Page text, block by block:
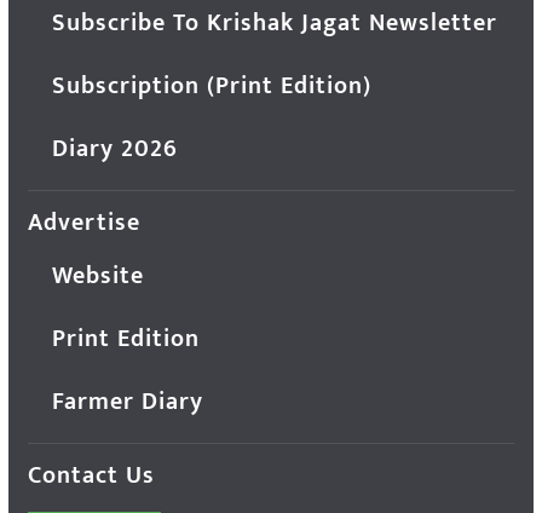
Subscribe To Krishak Jagat Newsletter
Subscription (Print Edition)
Diary 2026
Advertise
Website
Print Edition
Farmer Diary
Contact Us